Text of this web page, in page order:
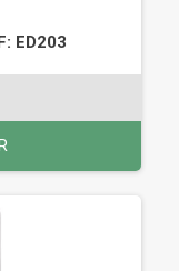
ED203